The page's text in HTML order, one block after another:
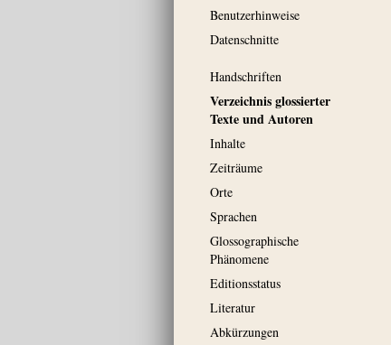
Benutzerhinweise
Datenschnitte
Handschriften
Verzeichnis glossierter
Texte und Autoren
Inhalte
Zeiträume
Orte
Sprachen
Glossographische
Phänomene
Editionsstatus
Literatur
Abkürzungen